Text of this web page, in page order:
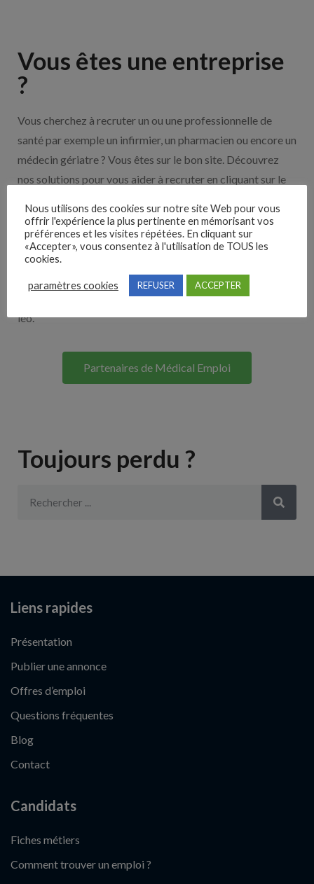
Vous êtes une entreprise
?
Vous cherchez à recruter un ou une professionnelle de
santé par exemple un infirmier, un pharmacien ou encore un
médecin gériatre ? Vous êtes sur le bon site. Découvrez
nos solutions pour vous aider à recruter en cliquant sur le
Nos solutions entreprises
Lorem ipsum dolor sit amet, consectetur adipiscing elit. Ut
elit tellus, luctus nec ullamcorper mattis, pulvinar dapibus
leo.
Partenaires de Médical Emploi
Toujours perdu ?
Liens rapides
Présentation
Publier une annonce
Offres d’emploi
Questions fréquentes
Blog
Contact
Candidats
Fiches métiers
Comment trouver un emploi ?
Nous utilisons des cookies sur notre site Web pour vous
offrir l'expérience la plus pertinente en mémorisant vos
préférences et les visites répétées. En cliquant sur
«Accepter», vous consentez à l'utilisation de TOUS les
cookies.
paramètres cookies REFUSER ACCEPTER